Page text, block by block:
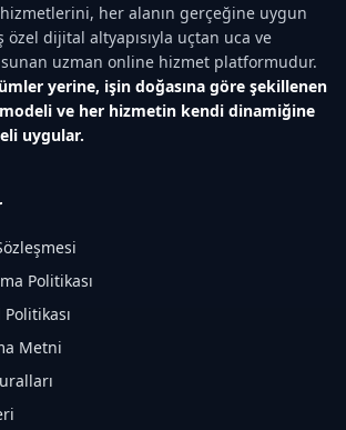
her alanın gerçeğine uygun
dijital altyapısıyla uçtan uca ve
uzman online hizmet platformudur.
yerine, işin doğasına göre şekillenen
ve her hizmetin kendi dinamiğine
uygular.
Politikası
Metni